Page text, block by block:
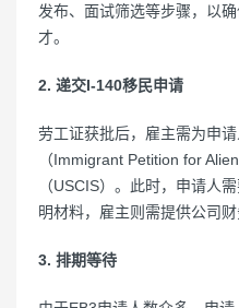
发布、面试筛选等步骤，以
才。
2. 递交I-140移民申请
劳工证获批后，雇主需为申
（Immigrant Petition for
（USCIS）。此时，申请人
明材料，雇主则需提供公司
3. 排期等待